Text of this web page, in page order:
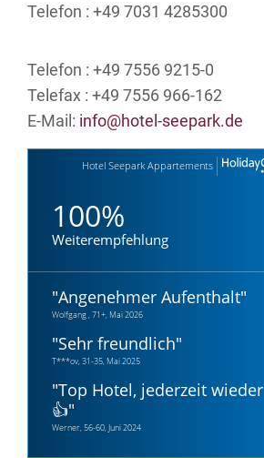
Telefon : +49 7031 4285300
Telefon : +49 7556 9215-0
Telefax : +49 7556 966-162
E-Mail: info@hotel-seepark.de
Hotel Seepark Appartements
100%
Weiterempfehlung
"Angenehmer Aufenthalt"
Wolfgang , 71+, Mai 2026
"Sehr freundlich"
T***ov, 31-35, Mai 2025
"Top Hotel, jederzeit wieder
👍"
Werner, 56-60, Juni 2024